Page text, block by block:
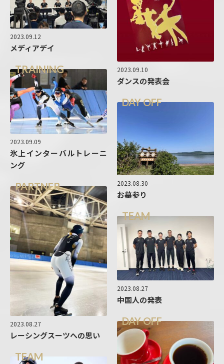
2023.09.12
メディアデイ
2023.09.10
ダンスの発表会
TRAINING
2023.09.09
氷上インターバルトレーニ
ング
DAY OFF
2023.08.30
お墓参り
PARTNER
2023.08.27
レーシングスーツへの思い
TEAM
2023.08.27
中国人の発表
DAY OFF
TEAM